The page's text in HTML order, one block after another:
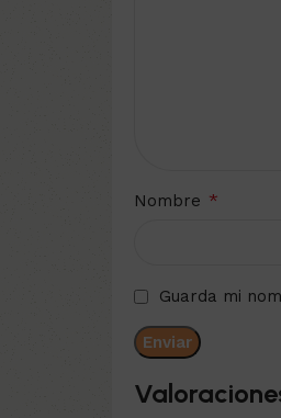
Nombre *
Guarda mi